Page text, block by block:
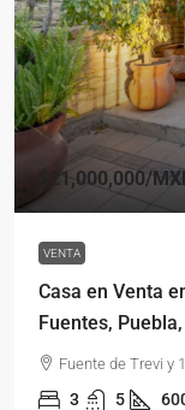
$21,000,000/
VENTA
Casa en Venta
Fuentes,
Fuente de Trevi y
3 5